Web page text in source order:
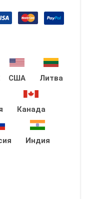
США Литва
Канада
Индия